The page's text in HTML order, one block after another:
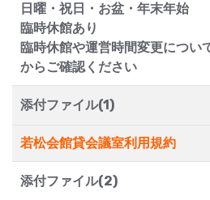
日曜・祝日・お盆・年末年始
臨時休館あり
臨時休館や運営時間変更につい
からご確認ください
添付ファイル(1)
若松会館貸会議室利用規約
添付ファイル(2)